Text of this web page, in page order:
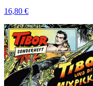
16,80 €